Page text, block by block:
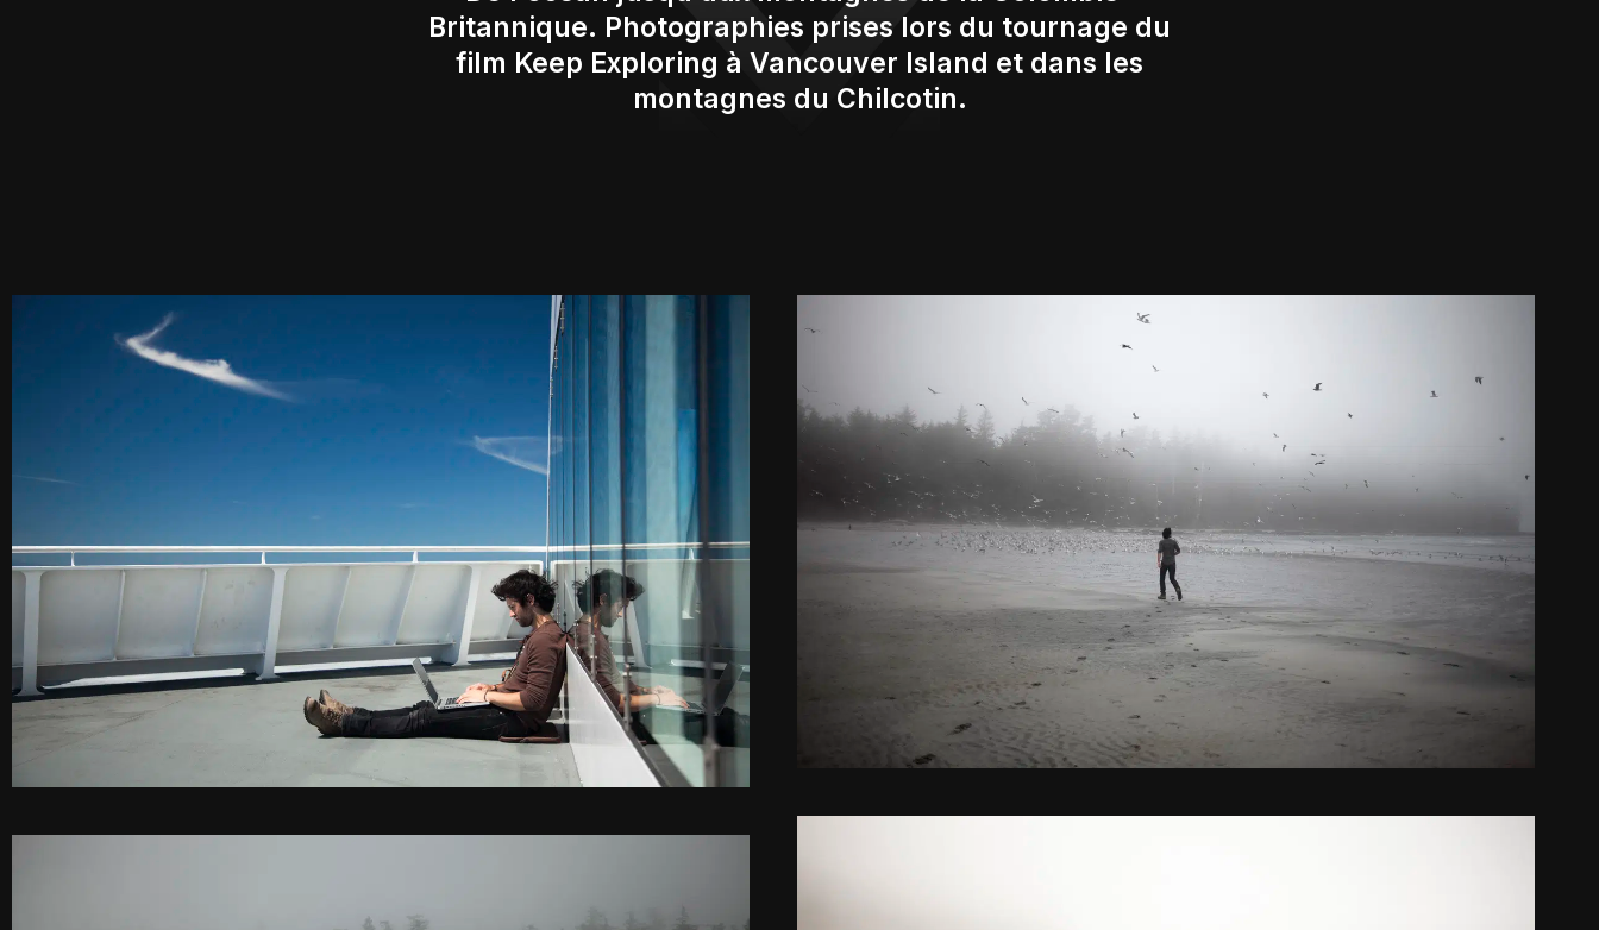
Britannique. Photographies prises lors du tournage du
film Keep Exploring à Vancouver Island et dans les
montagnes du Chilcotin.